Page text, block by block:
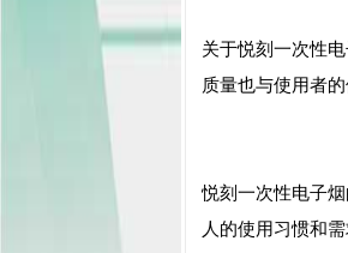
关于悦刻一次性
质量也与使用者
悦刻一次性电子
人的使用习惯和